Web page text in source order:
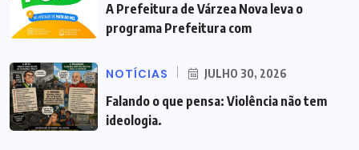
A Prefeitura de Várzea Nova leva o
programa Prefeitura com
NOTÍCIAS JULHO 30, 2026
Falando o que pensa: Violência não tem
ideologia.